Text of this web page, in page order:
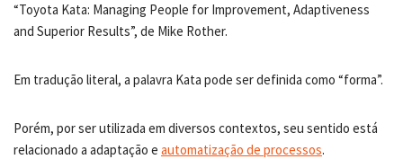
“Toyota Kata: Managing People for Improvement, Adaptiveness
and Superior Results”, de Mike Rother.
Em tradução literal, a palavra Kata pode ser definida como “forma”.
Porém, por ser utilizada em diversos contextos, seu sentido está
relacionado a adaptação e automatização de processos.